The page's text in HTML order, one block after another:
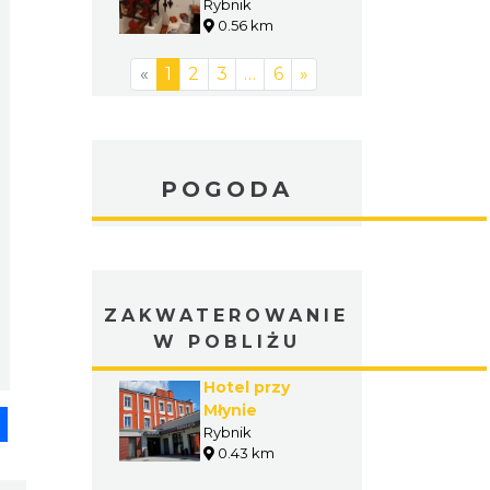
Rybnik
0.56 km
« 1 2 3 … 6 »
POGODA
ZAKWATEROWANIE
W POBLIŻU
Hotel przy
Młynie
Rybnik
0.43 km